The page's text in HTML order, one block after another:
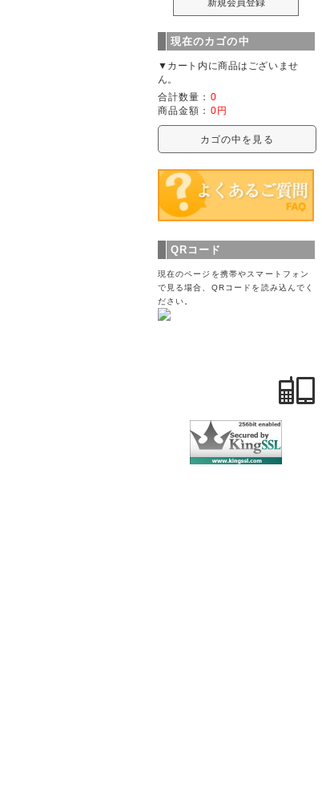
現在のカゴの中
▼カート内に商品はございませ
ん。
合計数量： 0
商品金額： 0円
カゴの中を見る
QRコード
現在のページを携帯やスマートフォン
で見る場合、QRコードを読み込んでく
ださい。